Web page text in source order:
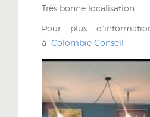
Très bonne localisation
Pour plus
à Colombie Conseil